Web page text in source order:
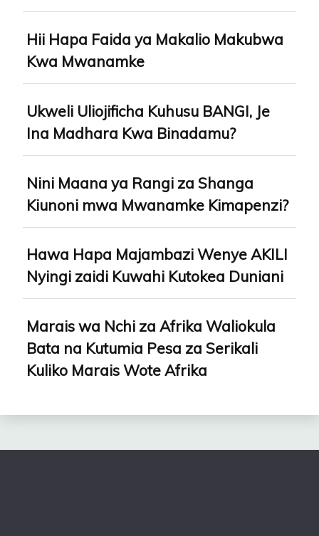
Hii Hapa Faida ya Makalio Makubwa
Kwa Mwanamke
Ukweli Uliojificha Kuhusu BANGI, Je
Ina Madhara Kwa Binadamu?
Nini Maana ya Rangi za Shanga
Kiunoni mwa Mwanamke Kimapenzi?
Hawa Hapa Majambazi Wenye AKILI
Nyingi zaidi Kuwahi Kutokea Duniani
Marais wa Nchi za Afrika Waliokula
Bata na Kutumia Pesa za Serikali
Kuliko Marais Wote Afrika